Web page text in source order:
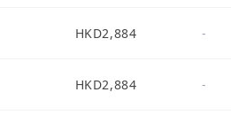
HKD2,884 -
HKD2,884 -